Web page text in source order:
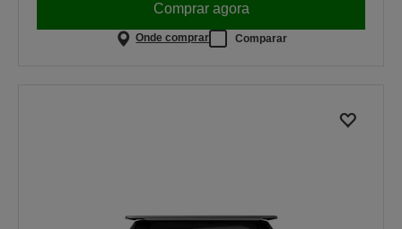
Comprar agora
Onde comprar Comparar